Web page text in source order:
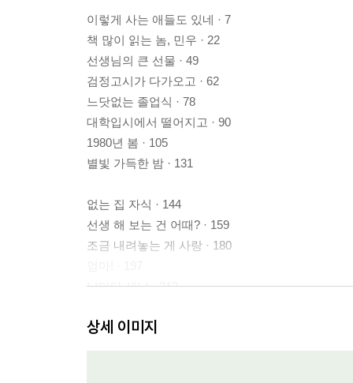
이렇게 사는 애들도 있네 · 7
책 많이 읽는 놈, 민우 · 22
선생님의 큰 선물 · 49
검정고시가 다가오고 · 62
느닷없는 졸업식 · 78
대학입시에서 떨어지고 · 90
1980년 봄 · 105
별빛 가득한 밤 · 131
없는 집 자식 · 144
선생 해 보는 건 어때? · 159
조금 내려놓는 게 사랑 · 180
날마다 새날 · 212
상세 이미지